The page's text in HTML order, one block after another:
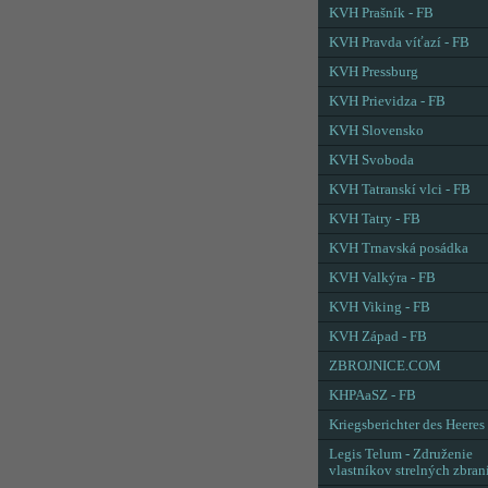
KVH Prašník - FB
KVH Pravda víťazí - FB
KVH Pressburg
KVH Prievidza - FB
KVH Slovensko
KVH Svoboda
KVH Tatranskí vlci - FB
KVH Tatry - FB
KVH Trnavská posádka
KVH Valkýra - FB
KVH Viking - FB
KVH Západ - FB
ZBROJNICE.COM
KHPAaSZ - FB
Kriegsberichter des Heeres
Legis Telum - Združenie
vlastníkov strelných